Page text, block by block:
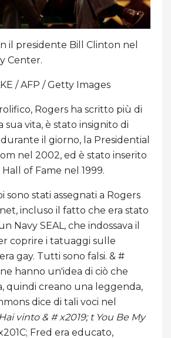
il presidente Bill Clinton nel
Center.
/ AFP / Getty Images
Rogers ha scritto più di
vita, è stato insignito di
il giorno, la Presidential
nel 2002, ed è stato inserito
of Fame nel 1999.
stati assegnati a Rogers
incluso il fatto che era stato
Navy SEAL, che indossava il
coprire i tatuaggi sulle
gay. Tutti sono falsi. & #
hanno un'idea di ciò che
quindi creano una leggenda,
dice di tali voci nel
Hai vinto & # x2019; t You Be My
Fred era educato,